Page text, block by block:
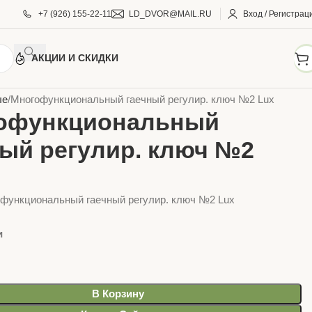
+7 (926) 155-22-11 LD_DVOR@MAIL.RU Вход /
АКЦИИ И СКИДКИ
Многофункциональный гаечный регулир. ключ №2 Lux
регулир. ключ №2
гаечный регулир. ключ №2 Lux
В Корзину